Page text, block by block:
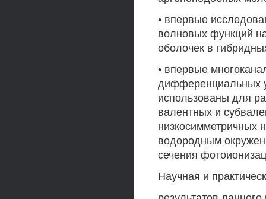
• впервые
волновых функций
оболочек в
• впервые
дифференциальных
использованы для
валентных и
низкосимметричных
водородным
сечения
Научная и